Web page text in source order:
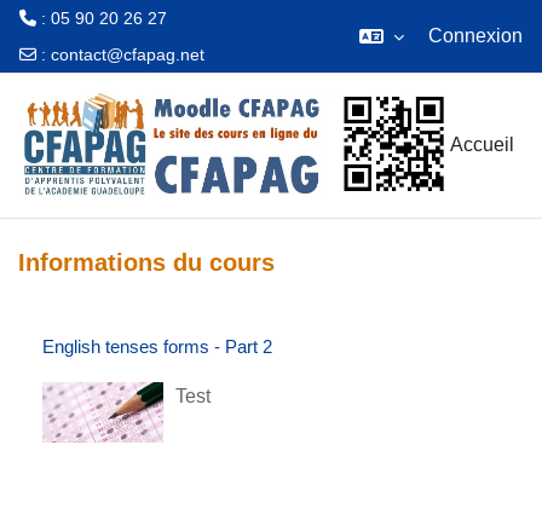
: 05 90 20 26 27
: contact@cfapag.net
Connexion
Accueil
Informations du cours
English tenses forms - Part 2
Test